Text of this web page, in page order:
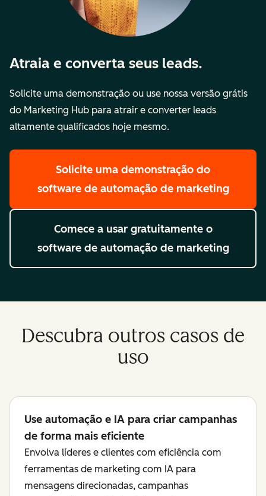
Atraia e converta seus leads.
Solicite uma demonstração ou use nossa versão grátis
do Marketing Hub para atrair e converter leads
altamente qualificados hoje mesmo.
Solicite uma demonstração do
software de automação de marketing
Comece a usar gratuitamente o
software de automação de marketing
Descubra outros casos de
uso
Use automação e IA para criar campanhas
de forma mais eficiente
Envolva líderes e clientes com eficiência com
ferramentas de marketing com IA para
mensagens direcionadas, campanhas